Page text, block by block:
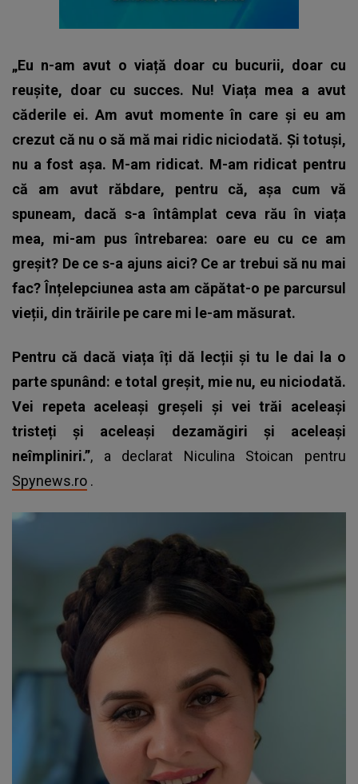
„Eu n-am avut o viață doar cu bucurii, doar cu
reușite, doar cu succes. Nu! Viața mea a avut
căderile ei. Am avut momente în care și eu am
crezut că nu o să mă mai ridic niciodată. Și totuși,
nu a fost așa. M-am ridicat. M-am ridicat pentru
că am avut răbdare, pentru că, așa cum vă
spuneam, dacă s-a întâmplat ceva rău în viața
mea, mi-am pus întrebarea: oare eu cu ce am
greșit? De ce s-a ajuns aici? Ce ar trebui să nu mai
fac? Înțelepciunea asta am căpătat-o pe parcursul
vieții, din trăirile pe care mi le-am măsurat.
Pentru că dacă viața îți dă lecții și tu le dai la o
parte spunând: e total greșit, mie nu, eu niciodată.
Vei repeta aceleași greșeli și vei trăi aceleași
tristeți și aceleași dezamăgiri și aceleași
neîmpliniri.”, a declarat Niculina Stoican pentru
Spynews.ro .